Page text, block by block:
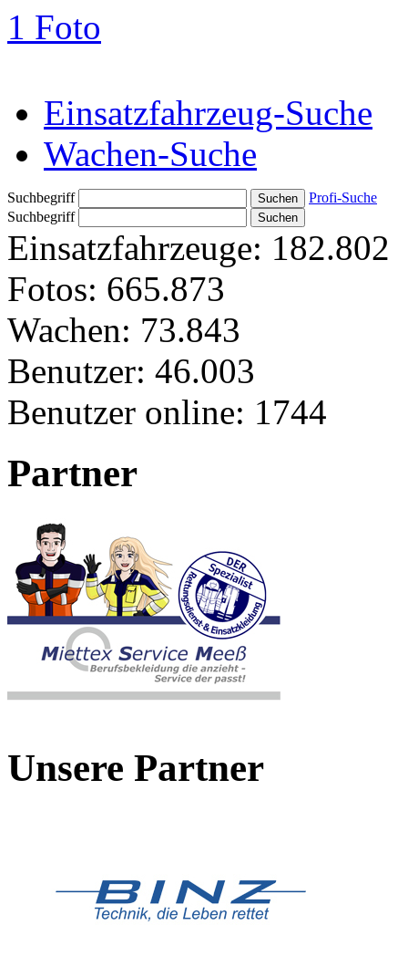
1 Foto
Einsatzfahrzeug-Suche
Wachen-Suche
Suchbegriff
Profi-Suche
Suchbegriff
Einsatzfahrzeuge: 182.802
Fotos: 665.873
Wachen: 73.843
Benutzer: 46.003
Benutzer online: 1744
Partner
Unsere Partner